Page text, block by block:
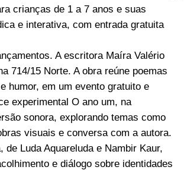
crianças de 1 a 7 anos e suas
e interativa, com entrada gratuita
A escritora Maíra Valério
714/15 Norte. A obra reúne poemas
humor, em um evento gratuito e
experimental O ano um, na
sonora, explorando temas como
visuais e conversa com a autora.
Luda Aquareluda e Nambir Kaur,
e diálogo sobre identidades